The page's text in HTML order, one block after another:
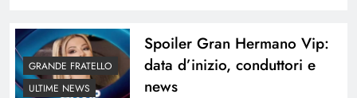
GRANDE FRATELLO
ULTIME NEWS
Spoiler Gran Hermano Vip:
data d’inizio, conduttori e
news